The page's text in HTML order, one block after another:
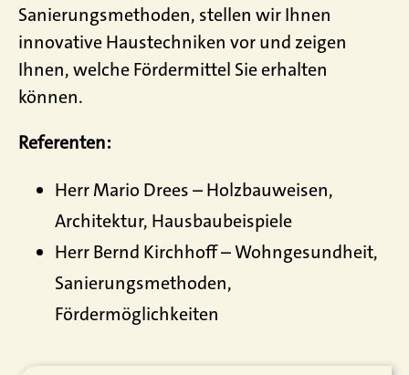
Sanierungsmethoden, stellen wir Ihnen
innovative Haustechniken vor und zeigen
Ihnen, welche Fördermittel Sie erhalten
können.
Referenten:
Herr Mario Drees – Holzbauweisen,
Architektur, Hausbaubeispiele
Herr Bernd Kirchhoff – Wohngesundheit,
Sanierungsmethoden,
Fördermöglichkeiten